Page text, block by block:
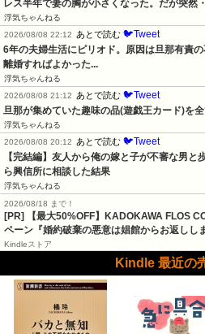
レス半年で妻の胸が小さくなった。だが突然
浮気ちゃんねる
2026/08/08 22:12 あとで読む 🐦Tweet
6年の夫婦生活にピリオド。原因は旦那有責
離婚すればよかった...
浮気ちゃんねる
2026/08/08 21:12 あとで読む 🐦Tweet
旦那が集めていた趣味の品(遊戯王カード)を
浮気ちゃんねる
2026/08/08 20:12 あとで読む 🐦Tweet
【完結編】友人から俺の嫁と子が不審な男
ら興信所に相談した結果
浮気ちゃんねる
2026/08/18 まで！
[PR] 【最大50%OFF】KADOKAWA FLOS
ペーン『婚約破棄の悪意は娼館からお返しし
Kindleストア
Kindle 最近の